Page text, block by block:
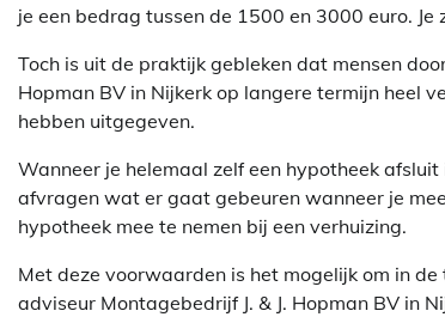
je een bedrag tussen de 1500 en 3000 euro.
Toch is uit de praktijk gebleken dat mensen
Hopman BV in Nijkerk op langere termijn heel
hebben uitgegeven.
Wanneer je helemaal zelf een hypotheek
afvragen wat er gaat gebeuren wanneer je
hypotheek mee te nemen bij een verhuizing.
Met deze voorwaarden is het mogelijk om in
adviseur Montagebedrijf J. & J. Hopman BV in